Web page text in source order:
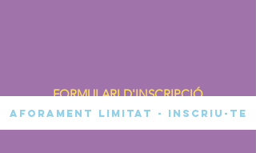
FORMULARI D'INSCRIPCIÓ
AFORAMENT LIMITAT - INSCRIU-TE